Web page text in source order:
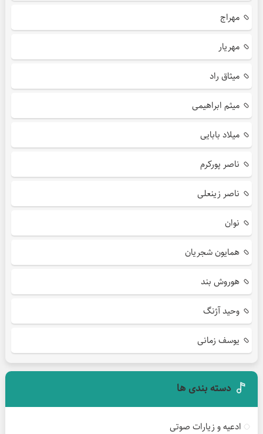
مهراج
مهریار
میثاق راد
میثم ابراهیمی
میلاد بابایی
ناصر پورکرم
ناصر زینعلی
نوان
همایون شجریان
هوروش بند
وحید آژنگ
یوسف زمانی
دسته بندی ها
ادعیه و زیارات صوتی